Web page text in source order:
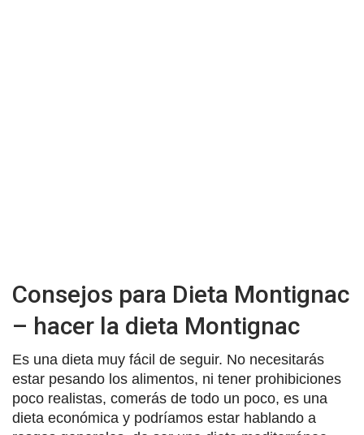
Consejos para Dieta Montignac
– hacer la dieta Montignac
Es una dieta muy fácil de seguir. No necesitarás
estar pesando los alimentos, ni tener prohibiciones
poco realistas, comerás de todo un poco, es una
dieta económica y podríamos estar hablando a